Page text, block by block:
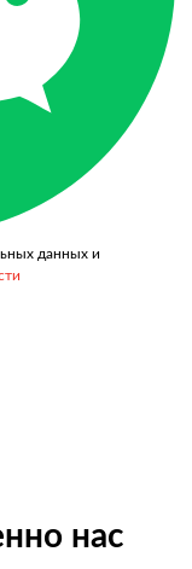
данных и
нас